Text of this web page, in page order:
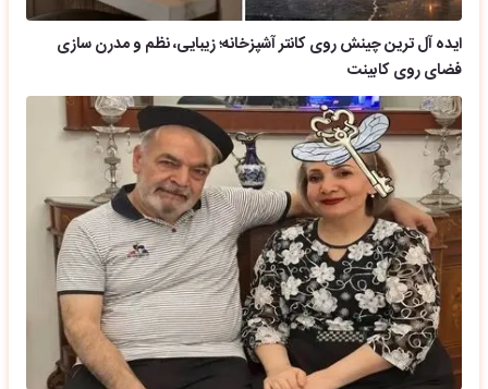
ایده آل ترین چینش روی کانتر آشپزخانه؛ زیبایی، نظم و مدرن سازی
فضای روی کابینت